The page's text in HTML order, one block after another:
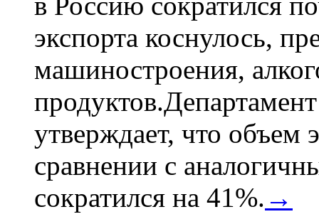
экспорта коснулось,
машиностроения,
утверждает, что объем
сравнении с
сократился на 41%. →